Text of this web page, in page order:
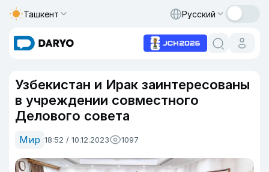
Ташкент Русский
Узбекистан и Ирак заинтересованы
в учреждении совместного
Делового совета
Мир 18:52 / 10.12.2023 1097